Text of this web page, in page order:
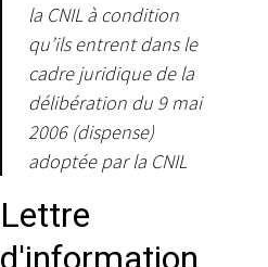
la CNIL à condition
qu’ils entrent dans le
cadre juridique de la
délibération du 9 mai
2006 (dispense)
adoptée par la CNIL